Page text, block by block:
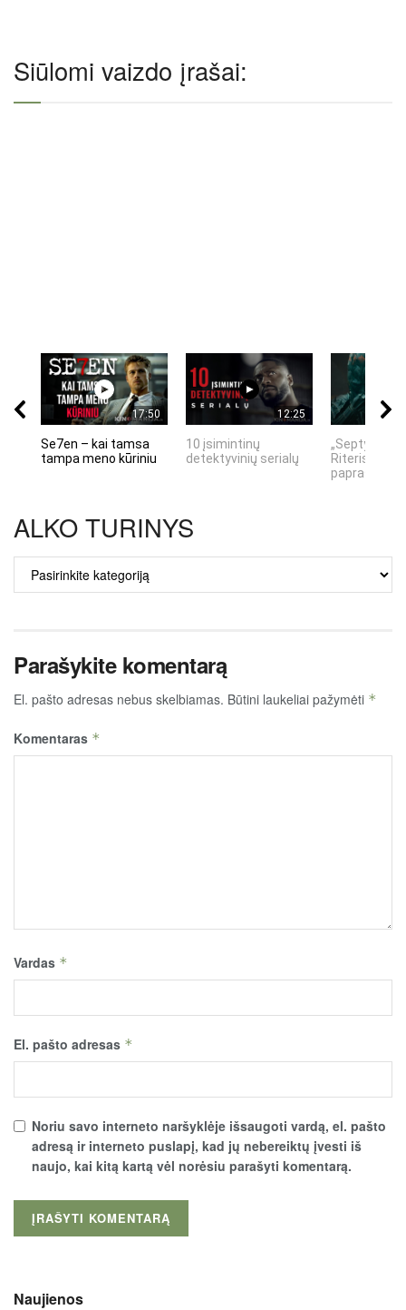
Siūlomi vaizdo įrašai:
17:50
Se7en – kai tamsa
tampa meno kūriniu
12:25
10 įsimintinų
detektyvinių serialų
„Septynių
Riteris" – kai
ALKO TURINYS
TURINYS
Parašykite komentarą
El. pašto adresas nebus skelbiamas. Būtini laukeliai pažymėti *
Komentaras *
Vardas *
El. pašto adresas *
Noriu savo interneto naršyklėje išsaugoti vardą, el. pašto
adresą ir interneto puslapį, kad jų nebereiktų įvesti iš
naujo, kai kitą kartą vėl norėsiu parašyti komentarą.
Naujienos